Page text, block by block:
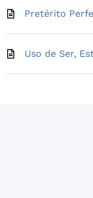
Pretérito
Uso de Ser,